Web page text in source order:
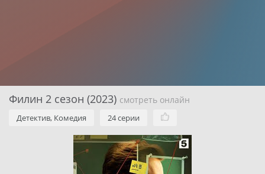
Филин 2 сезон (2023) смотреть онлайн
Детектив, Комедия 24 серии